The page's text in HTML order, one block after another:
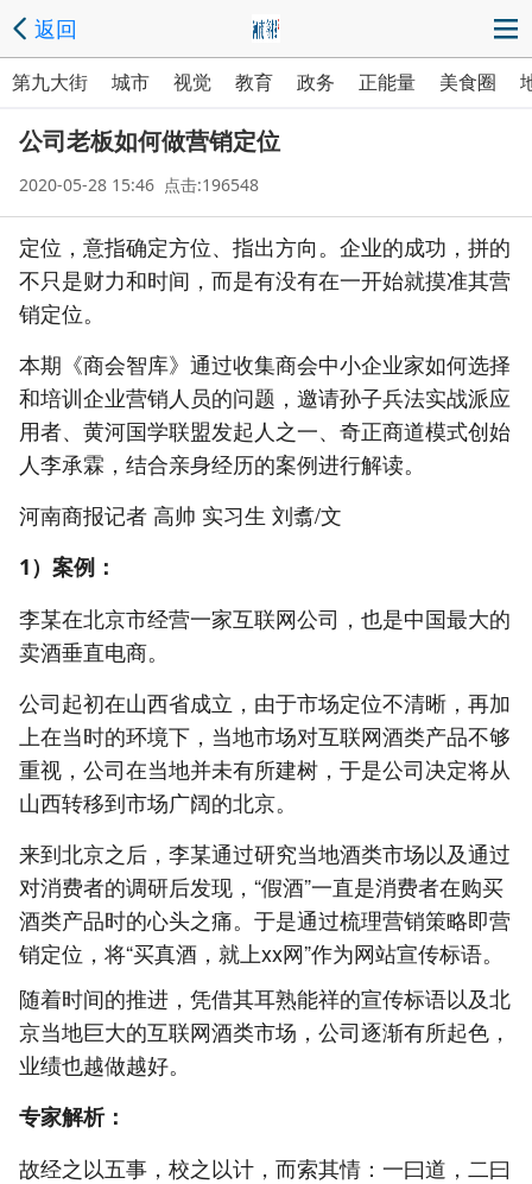
返回
第九大街 城市 视觉 教育 政务 正能量 美食圈
公司老板如何做营销定位
2020-05-28 15:46 点击:196548
定位，意指确定方位、指出方向。企业的成功，拼的
不只是财力和时间，而是有没有在一开始就摸准其营
销定位。
本期《商会智库》通过收集商会中小企业家如何选择
和培训企业营销人员的问题，邀请孙子兵法实战派应
用者、黄河国学联盟发起人之一、奇正商道模式创始
人李承霖，结合亲身经历的案例进行解读。
河南商报记者 高帅 实习生 刘翥/文
1）案例：
李某在北京市经营一家互联网公司，也是中国最大的
卖酒垂直电商。
公司起初在山西省成立，由于市场定位不清晰，再加
上在当时的环境下，当地市场对互联网酒类产品不够
重视，公司在当地并未有所建树，于是公司决定将从
山西转移到市场广阔的北京。
来到北京之后，李某通过研究当地酒类市场以及通过
对消费者的调研后发现，“假酒”一直是消费者在购买
酒类产品时的心头之痛。于是通过梳理营销策略即营
销定位，将“买真酒，就上xx网”作为网站宣传标语。
随着时间的推进，凭借其耳熟能祥的宣传标语以及北
京当地巨大的互联网酒类市场，公司逐渐有所起色，
业绩也越做越好。
专家解析：
故经之以五事，校之以计，而索其情：一曰道，二曰